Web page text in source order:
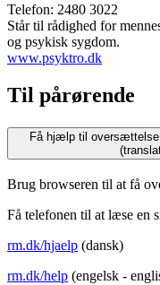
Telefon: 2480 3022
Står til rådighed for
og psykisk sygdom.
www.psyktro.dk
Til pårørende
Få hjælp til oversættelse
Brug browseren til at få
Få telefonen til at læse en
rm.dk/hjaelp (dansk)
rm.dk/help (engelsk -